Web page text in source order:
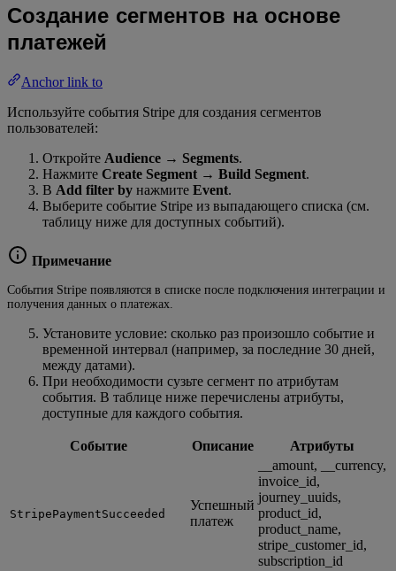
Создание сегментов на основе
платежей
Anchor link to
Используйте события Stripe для создания сегментов
пользователей:
Откройте Audience → Segments.
Нажмите Create Segment → Build Segment.
В Add filter by нажмите Event.
Выберите событие Stripe из выпадающего списка (см.
таблицу ниже для доступных событий).
Примечание
События Stripe появляются в списке после подключения интеграции и
получения данных о платежах.
Установите условие: сколько раз произошло событие и
временной интервал (например, за последние 30 дней,
между датами).
При необходимости сузьте сегмент по атрибутам
события. В таблице ниже перечислены атрибуты,
доступные для каждого события.
Событие Описание Атрибуты
StripePaymentSucceeded
Успешный
платеж
__amount, __currency,
invoice_id,
journey_uuids,
product_id,
product_name,
stripe_customer_id,
subscription_id